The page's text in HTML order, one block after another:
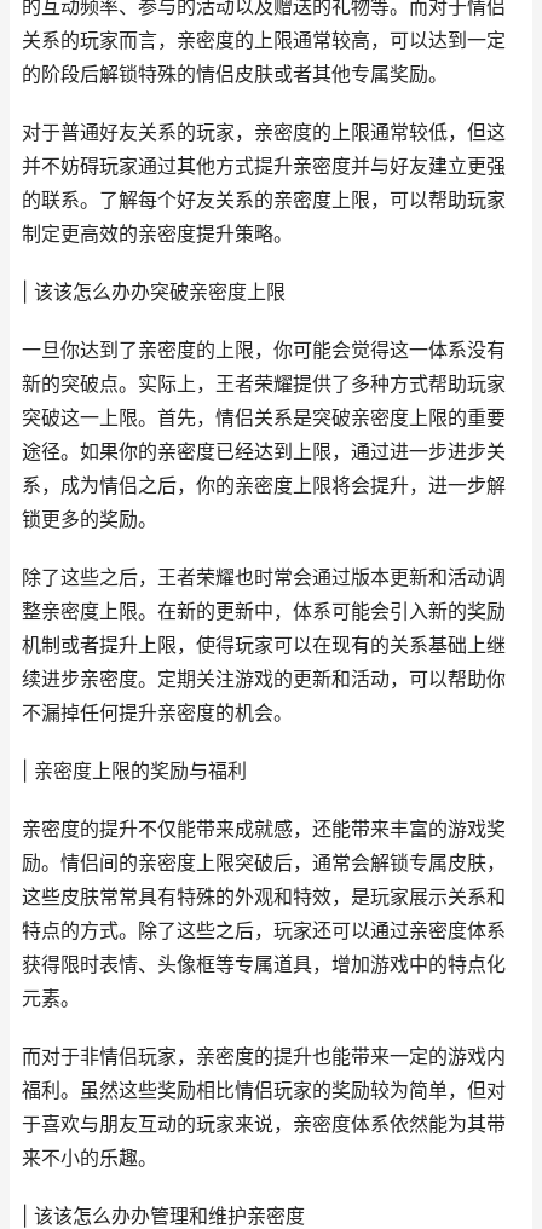
的互动频率、参与的活动以及赠送的礼物等。而对于情侣
关系的玩家而言，亲密度的上限通常较高，可以达到一定
的阶段后解锁特殊的情侣皮肤或者其他专属奖励。
对于普通好友关系的玩家，亲密度的上限通常较低，但这
并不妨碍玩家通过其他方式提升亲密度并与好友建立更强
的联系。了解每个好友关系的亲密度上限，可以帮助玩家
制定更高效的亲密度提升策略。
| 该该怎么办办突破亲密度上限
一旦你达到了亲密度的上限，你可能会觉得这一体系没有
新的突破点。实际上，王者荣耀提供了多种方式帮助玩家
突破这一上限。首先，情侣关系是突破亲密度上限的重要
途径。如果你的亲密度已经达到上限，通过进一步进步关
系，成为情侣之后，你的亲密度上限将会提升，进一步解
锁更多的奖励。
除了这些之后，王者荣耀也时常会通过版本更新和活动调
整亲密度上限。在新的更新中，体系可能会引入新的奖励
机制或者提升上限，使得玩家可以在现有的关系基础上继
续进步亲密度。定期关注游戏的更新和活动，可以帮助你
不漏掉任何提升亲密度的机会。
| 亲密度上限的奖励与福利
亲密度的提升不仅能带来成就感，还能带来丰富的游戏奖
励。情侣间的亲密度上限突破后，通常会解锁专属皮肤，
这些皮肤常常具有特殊的外观和特效，是玩家展示关系和
特点的方式。除了这些之后，玩家还可以通过亲密度体系
获得限时表情、头像框等专属道具，增加游戏中的特点化
元素。
而对于非情侣玩家，亲密度的提升也能带来一定的游戏内
福利。虽然这些奖励相比情侣玩家的奖励较为简单，但对
于喜欢与朋友互动的玩家来说，亲密度体系依然能为其带
来不小的乐趣。
| 该该怎么办办管理和维护亲密度